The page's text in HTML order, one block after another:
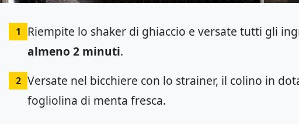
1
Riempite lo shaker di ghiaccio e versate tutti gli
almeno 2 minuti.
2 Versate nel bicchiere con lo strainer, il colino in
fogliolina di menta fresca.